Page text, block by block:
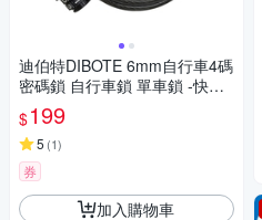
迪伯特DIBOTE 6mm自行車4碼
密碼鎖 自行車鎖 單車鎖 -快速
到貨
$199
5 (1)
券
加入購物車